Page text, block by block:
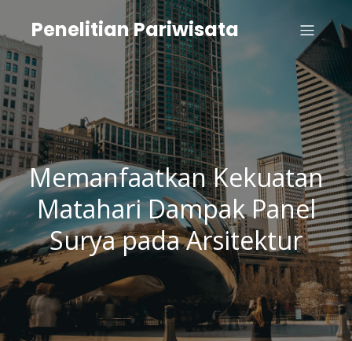
Penelitian Pariwisata
Memanfaatkan Kekuatan
Matahari Dampak Panel
Surya pada Arsitektur